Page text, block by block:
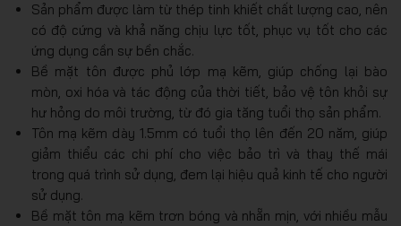
Sản phẩm được làm từ thép tinh khiết chất lượng cao, nên
có độ cứng và khả năng chịu lực tốt, phục vụ tốt cho các
ứng dụng cần sự bền chắc.
Bề mặt tôn được phủ lớp mạ kẽm, giúp chống lại bào
mòn, oxi hóa và tác động của thời tiết, bảo vệ tôn khỏi sự
hư hỏng do môi trường, từ đó gia tăng tuổi thọ sản phẩm.
Tôn mạ kẽm dày 1.5mm có tuổi thọ lên đến 20 năm, giúp
giảm thiểu các chi phí cho việc bảo trì và thay thế mái
trong quá trình sử dụng, đem lại hiệu quả kinh tế cho người
sử dụng.
Bề mặt tôn mạ kẽm trơn bóng và nhẵn mịn, với nhiều mẫu